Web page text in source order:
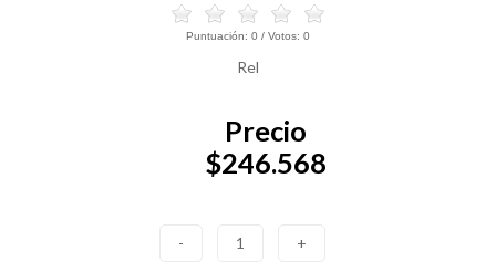
Puntuación: 0 / Votos: 0
Rel
Precio
$246.568
- 1 +